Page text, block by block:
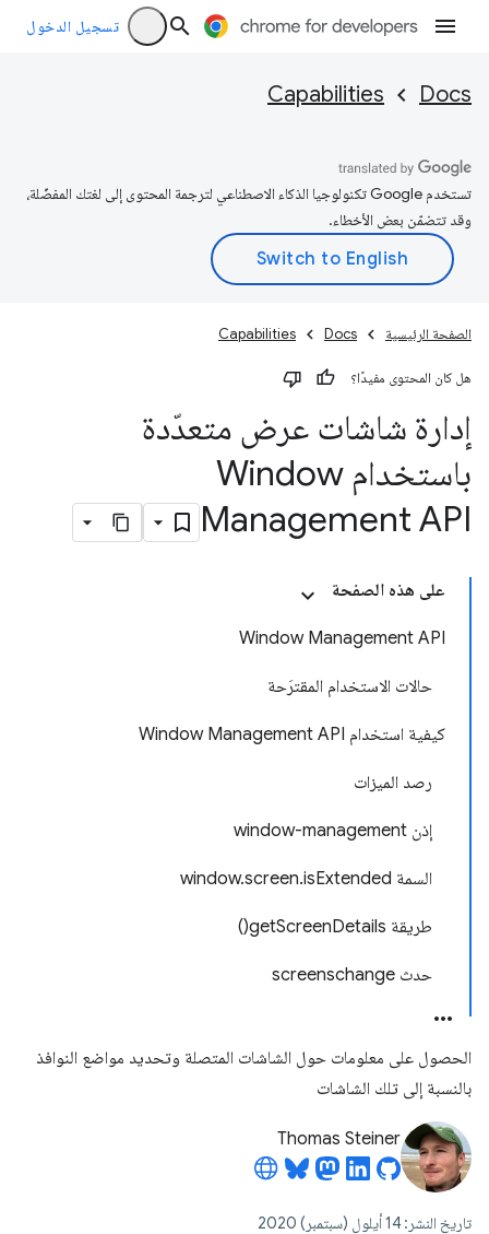
تسجيل الدخول
Docs
Capabilities
تستخدم Google تكنولوجيا الذكاء الاصطناعي لترجمة المحتوى إلى لغتك المفضّلة،
وقد تتضمّن بعض الأخطاء.
الصفحة الرئيسية Docs
Capabilities
هل كان المحتوى مفيدًا؟
إدارة شاشات عرض متعدّدة
باستخدام Window
Management API
على هذه الصفحة
Window Management API
حالات الاستخدام المقترَحة
كيفية استخدام Window Management API
رصد الميزات
إذن window-management
السمة window.screen.isExtended
طريقة getScreenDetails()
حدث screenschange
الحصول على معلومات حول الشاشات المتصلة وتحديد مواضع النوافذ
بالنسبة إلى تلك الشاشات
Thomas Steiner
تاريخ النشر: 14 أيلول (سبتمبر) 2020